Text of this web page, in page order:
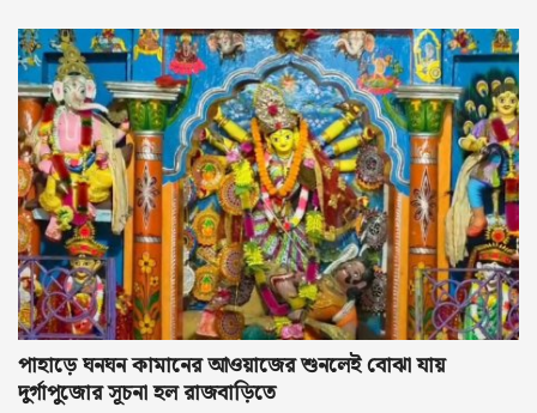
পাহাড়ে ঘনঘন কামানের আওয়াজের শুনলেই বোঝা যায়
দুর্গাপুজোর সূচনা হল রাজবাড়িতে